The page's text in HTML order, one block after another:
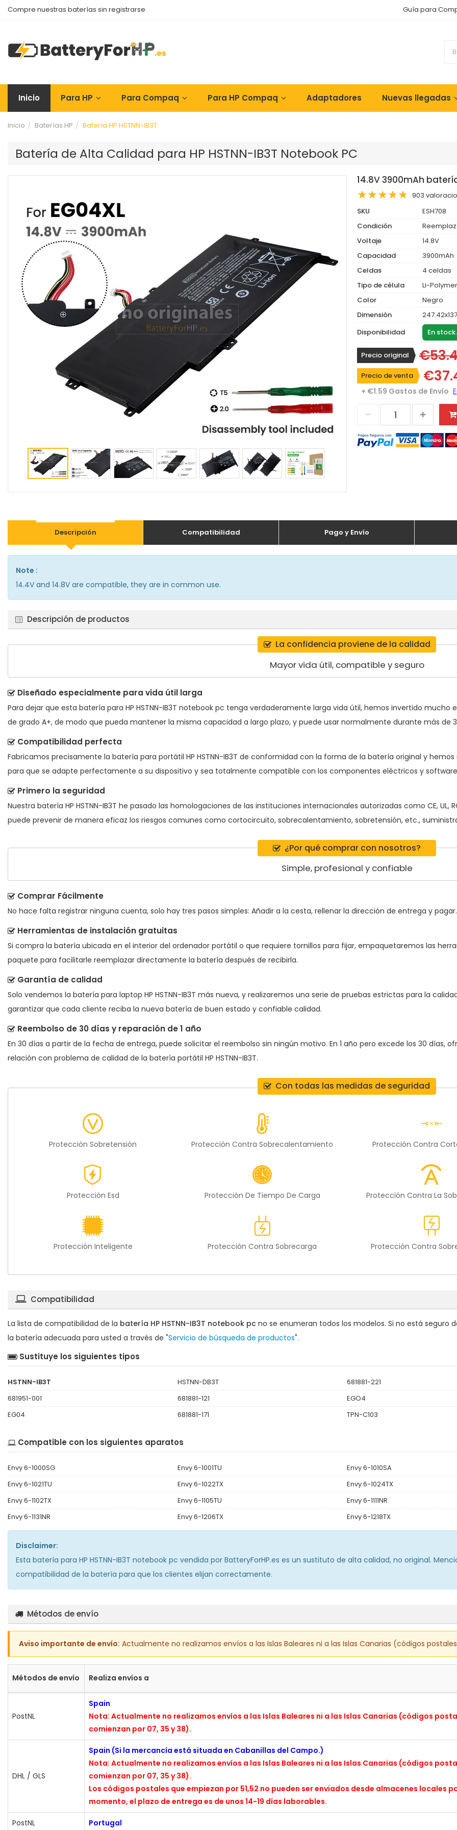
Compre nuestras baterías sin registrarse Guía para
Inicio Para HP Para Compaq Para HP Compaq Adaptadores Nuevas llegadas
Inicio Baterías HP Batería HP HSTNN-IB3T
Batería de Alta Calidad para HP HSTNN-IB3T Notebook PC
14.8V 3900mAh
903
SKU
ESH708
Condición
Voltaje
14.8V
Capacidad
3900mAh
Celdas
4 celdas
Tipo de célula
Li-Polymer
Color
Negro
Dimensión
Disponibilidad
En
Precio original
Precio de venta
+ €1.59 Gastos de Envío
Descripción Compatibilidad Pago y Envío
Note :
14.4V and 14.8V are compatible, they are in common use.
Descripción de productos
La confidencia proviene de la calidad
Mayor vida útil, compatible y seguro
Diseñado especialmente para vida útil larga
Para dejar que esta batería para HP HSTNN-IB3T notebook pc tenga verdaderamente larga vida útil, hemos invertido mucho
de grado A+, de modo que pueda mantener la misma capacidad a largo plazo, y puede usar normalmente durante más de
Compatibilidad perfecta
Fabricamos precisamente la batería para portátil HP HSTNN-IB3T de conformidad con la forma de la batería original y
para que se adapte perfectamente a su dispositivo y sea totalmente compatible con los componentes eléctricos y
Primero la seguridad
Nuestra batería HP HSTNN-IB3T he pasado las homologaciones de las instituciones internacionales autorizadas como CE,
puede prevenir de manera eficaz los riesgos comunes como cortocircuito, sobrecalentamiento, sobretensión, etc.,
¿Por qué comprar con nosotros?
Simple, profesional y confiable
Comprar Fácilmente
No hace falta registrar ninguna cuenta, solo hay tres pasos simples: Añadir a la cesta, rellenar la dirección de entrega y pagar.
Herramientas de instalación gratuitas
Si compra la batería ubicada en el interior del ordenador portátil o que requiere tornillos para fijar, empaquetaremos las
paquete para facilitarle reemplazar directamente la batería después de recibirla.
Garantía de calidad
Solo vendemos la batería para laptop HP HSTNN-IB3T más nueva, y realizaremos una serie de pruebas estrictas para la
garantizar que cada cliente reciba la nueva batería de buen estado y confiable calidad.
Reembolso de 30 días y reparación de 1 año
En 30 días a partir de la fecha de entrega, puede solicitar el reembolso sin ningún motivo. En 1 año pero excede los 30 días,
relación con problema de calidad de la batería portátil HP HSTNN-IB3T.
Con todas las medidas de seguridad
Protección Sobretensión Protección Contra Sobrecalentamiento Protección Contra
Protección Esd Protección De Tiempo De Carga Protección Contra La
Protección Inteligente Protección Contra Sobrecarga Protección Contra
Compatibilidad
La lista de compatibilidad de la batería HP HSTNN-IB3T notebook pc no se enumeran todos los modelos. Si no está seguro
la batería adecuada para usted a través de "Servicio de búsqueda de productos".
Sustituye los siguientes tipos
HSTNN-IB3T HSTNN-DB3T
681881-221
681951-001
681881-121
EGO4
EG04
681881-171 TPN-C103
Compatible con los siguientes aparatos
Envy 6-1000SG Envy 6-1001TU
Envy 6-1010SA
Envy 6-1021TU
Envy 6-1022TX
Envy 6-1024TX
Envy 6-1102TX
Envy 6-1105TU
Envy 6-1111NR
Envy 6-1131NR
Envy 6-1206TX Envy 6-1218TX
Disclaimer:
Esta batería para HP HSTNN-IB3T notebook pc vendida por BatteryForHP.es es un sustituto de alta calidad, no original.
compatibilidad de la batería para que los clientes elijan correctamente.
Métodos de envío
Aviso importante de envío: Actualmente no realizamos envíos a las Islas Baleares ni a las Islas Canarias (códigos
Métodos de envío Realiza envíos a
PostNL
Spain
Nota: Actualmente no realizamos envíos a las Islas Baleares ni a las Islas Canarias (códigos
comienzan por 07, 35 y 38).
DHL / GLS
Spain (Si la mercancía está situada en Cabanillas del Campo.)
Nota: Actualmente no realizamos envíos a las Islas Baleares ni a las Islas Canarias (códigos
comienzan por 07, 35 y 38).
Los códigos postales que empiezan por 51,52 no pueden ser enviados desde almacenes locales
momento, el plazo de entrega es de unos 14-19 días laborables.
PostNL Portugal